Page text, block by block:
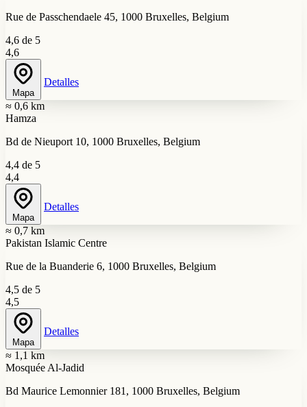
Rue de Passchendaele 45, 1000 Bruxelles, Belgium
4,6 de 5
4,6
Mapa
Detalles
≈ 0,6 km
Hamza
Bd de Nieuport 10, 1000 Bruxelles, Belgium
4,4 de 5
4,4
Mapa
Detalles
≈ 0,7 km
Pakistan Islamic Centre
Rue de la Buanderie 6, 1000 Bruxelles, Belgium
4,5 de 5
4,5
Mapa
Detalles
≈ 1,1 km
Mosquée Al-Jadid
Bd Maurice Lemonnier 181, 1000 Bruxelles, Belgium